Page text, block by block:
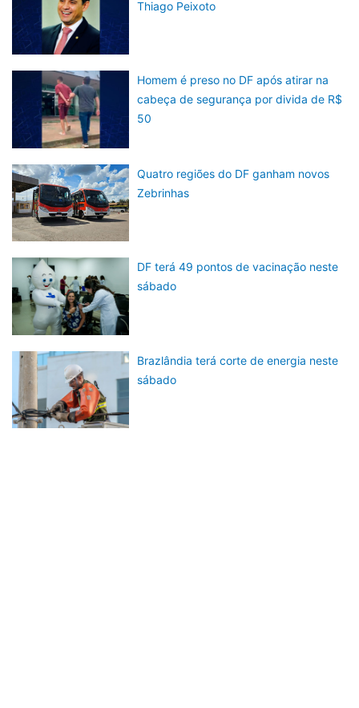
Thiago Peixoto
Homem é preso no DF após atirar na
cabeça de segurança por divida de R$
50
Quatro regiões do DF ganham novos
Zebrinhas
DF terá 49 pontos de vacinação neste
sábado
Brazlândia terá corte de energia neste
sábado